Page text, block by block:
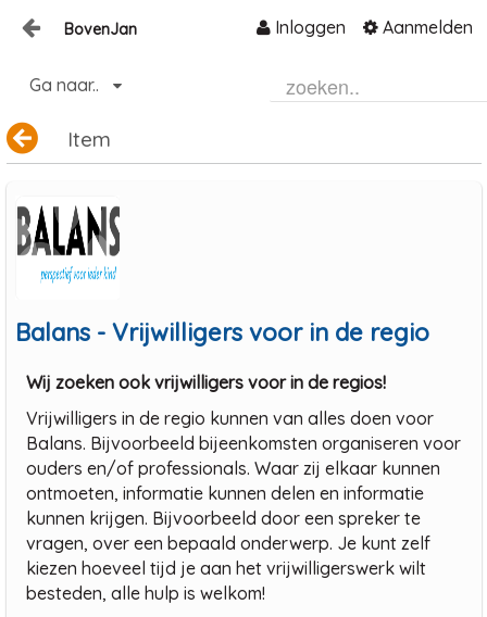
Inloggen Aanmelden
BovenJan
Home
Zoeken
Ga naar..
Item
Balans - Vrijwilligers voor in de regio
Wij zoeken ook vrijwilligers voor in de regios!
Vrijwilligers in de regio kunnen van alles doen voor
Balans. Bijvoorbeeld bijeenkomsten organiseren voor
ouders en/of professionals. Waar zij elkaar kunnen
ontmoeten, informatie kunnen delen en informatie
kunnen krijgen. Bijvoorbeeld door een spreker te
vragen, over een bepaald onderwerp. Je kunt zelf
kiezen hoeveel tijd je aan het vrijwilligerswerk wilt
besteden, alle hulp is welkom!